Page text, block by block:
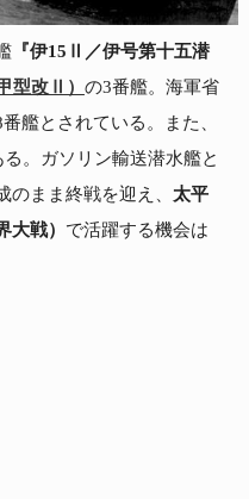
『伊15Ⅱ／伊号第十五潜
型改Ⅱ） の3番艦。海軍省
艦とされている。また、
る。ガソリン輸送潜水艦と
のまま終戦を迎え、 太平
大戦） で活躍する機会は